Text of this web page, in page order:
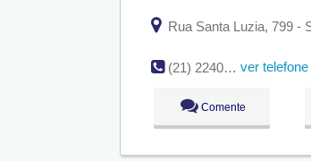
Rua Santa Luzia, 799 -
(21) 2240-4893 ver telefone
Comente